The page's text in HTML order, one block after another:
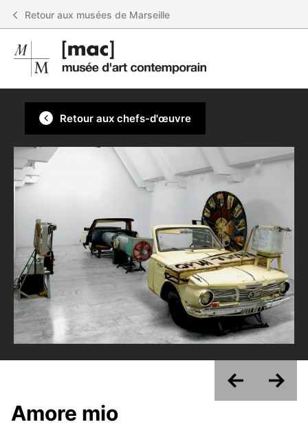
Retour aux musées de Marseille
Retour aux chefs-d'œuvre
Amore mio